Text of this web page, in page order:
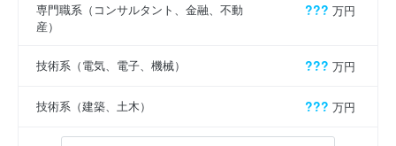
専門職系（コンサルタント、金融、不動
産）
??? 万円
技術系（電気、電子、機械） ??? 万円
技術系（建築、土木） ??? 万円